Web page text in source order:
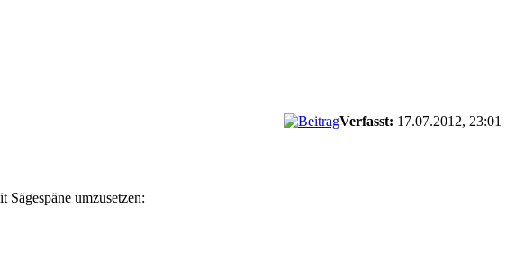
Verfasst: 17.07.2012, 23:01
umzusetzen: